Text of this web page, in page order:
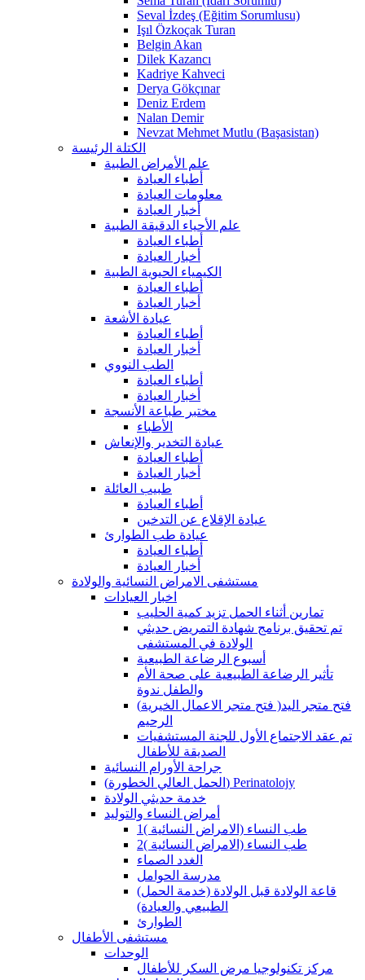
Seval İzdeş (Eğitim Sorumlusu)
Işıl Özkoçak Turan
Belgin Akan
Dilek Kazancı
Kadriye Kahveci
Derya Gökçınar
Deniz Erdem
Nalan Demir
Nevzat Mehmet Mutlu (Başasistan)
الكتلة الرئيسة
علم الأمراض الطبية
أطباء العيادة
معلومات العيادة
أخبار العيادة
علم الأحياء الدقيقة الطبية
أطباء العيادة
أخبار العيادة
الكيمياء الحيوية الطبية
أطباء العيادة
أخبار العيادة
عيادة الأشعة
أطباء العيادة
أخبار العيادة
الطب النووي
أطباء العيادة
أخبار العيادة
مختبر طباعة الأنسجة
الأطباء
عيادة التخدير والإنعاش
أطباء العيادة
أخبار العيادة
طبيب العائلة
أطباء العيادة
عيادة الإقلاع عن التدخين
عيادة طب الطوارئ
أطباء العيادة
أخبار العيادة
مستشفى الامراض النسائية والولادة
اخبار العيادات
تمارين أثناء الحمل تزيد كمية الحليب
تم تحقيق برنامج شهادة التمريض حديثي
الولادة في المستشفى
أسبوع الرضاعة الطبيعية
تأثير الرضاعة الطبيعية على صحة الأم
والطفل ندوة
(فتح متجر الاعمال الخيرية )فتح متجر اليد
الرحيم
تم عقد الاجتماع الأول للجنة المستشفيات
الصديقة للأطفال
جراحة الأورام النسائية
(الحمل العالي الخطورة) Perinatolojy
خدمة حديثي الولادة
أمراض النساء والتوليد
طب النساء (الامراض النسائية )1
طب النساء (الامراض النسائية )2
الغدد الصماء
مدرسة الحوامل
(قاعة الولادة قبل الولادة (خدمة الحمل
الطبيعي والعيادة)
الطوارئ
مستشفى الأطفال
الوحدات
مركز تكنولوجيا مرض السكر للأطفال